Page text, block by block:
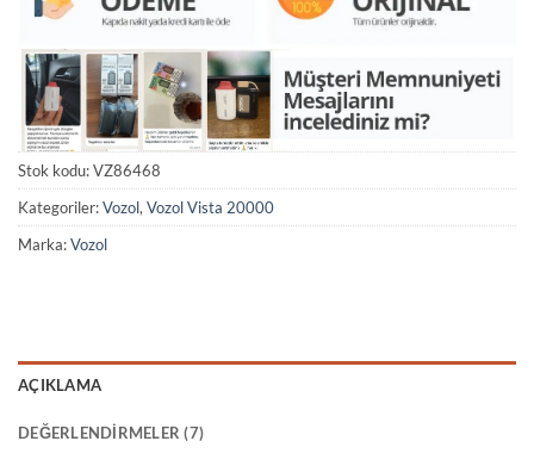
Stok kodu:VZ86468
Kategoriler:Vozol,Vozol Vista 20000
Marka:Vozol
AÇIKLAMA
DEĞERLENDIRMELER (7)